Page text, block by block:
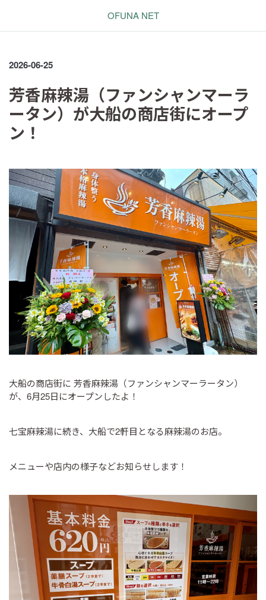
OFUNA NET
2026-06-25
芳香麻辣湯（ファンシャンマーラ
ータン）が大船の商店街にオープ
ン！
大船の商店街に 芳香麻辣湯（ファンシャンマーラータン）
が、6月25日にオープンしたよ！
七宝麻辣湯に続き、大船で2軒目となる麻辣湯のお店。
メニューや店内の様子などお知らせします！